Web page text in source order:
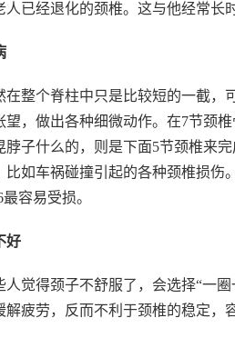
人已经退化的颈椎。这与他经常长
在整个脊柱中只是比较短的一截
望，做出各种细微动作。在7节颈
子什么的，则是下面5节颈椎来
比如车祸碰撞引起的各种颈椎损伤
容易受损。
好
人觉得颈子不舒服了，会选择“一
解疲劳，反而不利于颈椎的稳定，